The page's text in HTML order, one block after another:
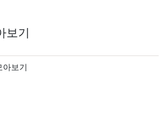
보기
아보기